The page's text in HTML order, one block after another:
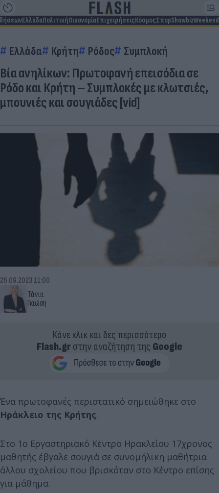
ΕλλάδαΠολιτικήΟικονομίαΕπιχειρήσειςΚόσμοςΣπορShowbizWeekend
Ελλάδα Κρήτη Ρόδος Συμπλοκή
Βία ανηλίκων: Πρωτοφανή επεισόδια σε
Ρόδο και Κρήτη – Συμπλοκές με κλωτσιές,
μπουνιές και σουγιάδες [vid]
Τάνια
Γκιώση
26.09.2023 11:00
Κάνε κλικ και δες περισσότερο
Flash.grστην αναζήτηση της Google
Ένα πρωτοφανές περιστατικό σημειώθηκε στο
Ηράκλειο της Κρήτης.
Στο 1ο Εργαστηριακό Κέντρο Ηρακλείου 17χρονος
μαθητής έβγαλε σουγιά σε συνομήλικη μαθήτρια
άλλου σχολείου που βρισκόταν στο Κέντρο επίσης
για μάθημα.